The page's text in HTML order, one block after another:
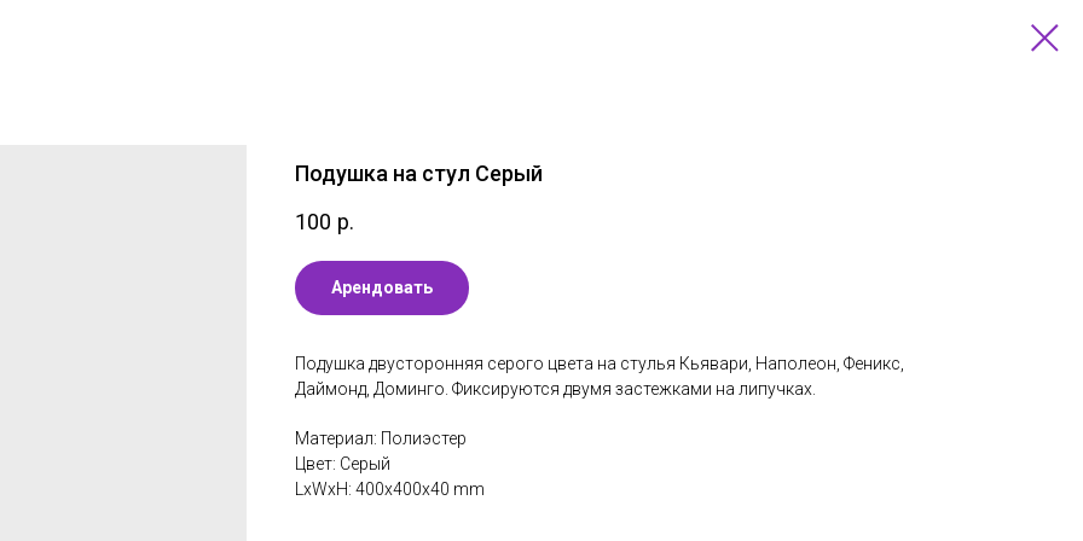
Подушка на стул Серый
100 р.
Арендовать
Подушка двусторонняя серого цвета на стулья Кьявари, Наполеон, Феникс,
Даймонд, Доминго. Фиксируются двумя застежками на липучках.
Материал: Полиэстер
Цвет: Серый
LxWxH: 400x400x40 mm